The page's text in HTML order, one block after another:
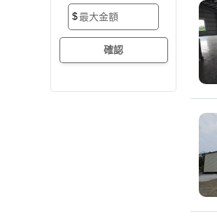
塑膠地板工程
實木地板
$